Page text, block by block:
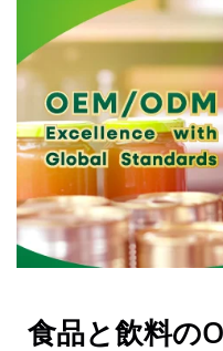
食品と飲料の